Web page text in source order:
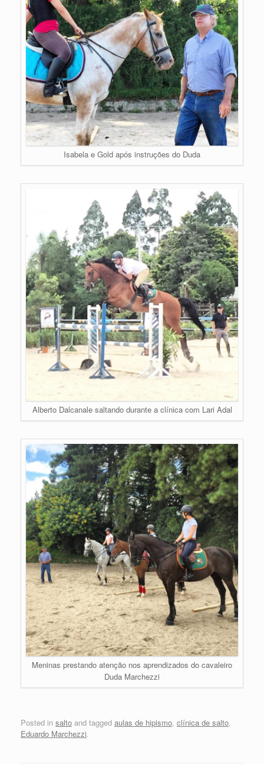
Isabela e Gold após instruções do Duda
Alberto Dalcanale saltando durante a clínica com Lari Adal
Meninas prestando atenção nos aprendizados do cavaleiro
Duda Marchezzi
Posted in salto and tagged aulas de hipismo, clínica de salto,
Eduardo Marchezzi.